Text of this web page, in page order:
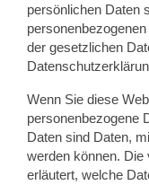
persönlichen Daten
der gesetzlichen
Wenn Sie diese
personenbezogene
Daten sind Daten,
werden können.
erläutert, welche